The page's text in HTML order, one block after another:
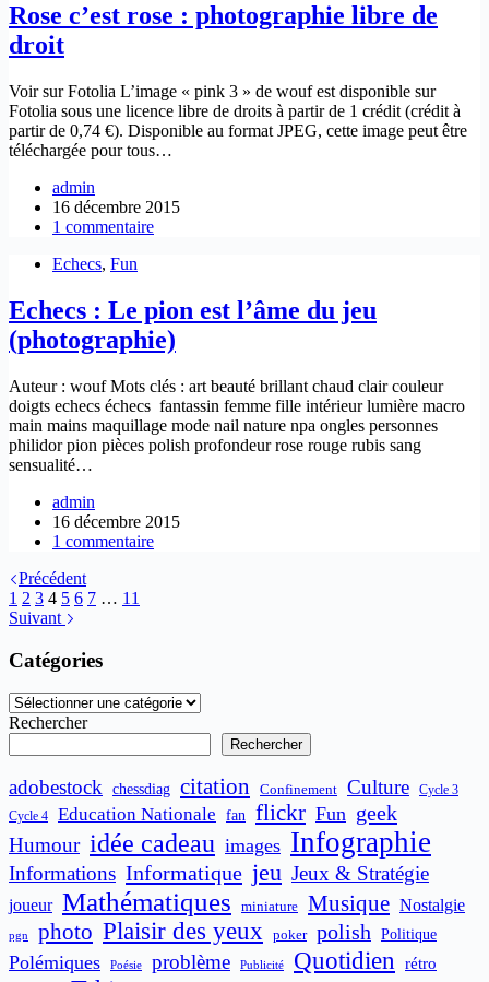
Rose c’est rose : photographie libre de
droit
Voir sur Fotolia L’image « pink 3 » de wouf est disponible sur
Fotolia sous une licence libre de droits à partir de 1 crédit (crédit à
partir de 0,74 €). Disponible au format JPEG, cette image peut être
téléchargée pour tous…
admin
16 décembre 2015
1 commentaire
Echecs, Fun
Echecs : Le pion est l’âme du jeu
(photographie)
Auteur : wouf Mots clés : art beauté brillant chaud clair couleur
doigts echecs échecs fantassin femme fille intérieur lumière macro
main mains maquillage mode nail nature npa ongles personnes
philidor pion pièces polish profondeur rose rouge rubis sang
sensualité…
admin
16 décembre 2015
1 commentaire
Précédent
1 2 3 4 5 6 7 … 11
Suivant
Catégories
Catégories
Rechercher
Rechercher
adobestock chessdiag citation Confinement Culture Cycle 3
Cycle 4 Education Nationale fan flickr Fun geek
Humour idée cadeau images Infographie
Informations Informatique jeu Jeux & Stratégie
joueur Mathématiques miniature Musique Nostalgie
pgn photo Plaisir des yeux poker polish Politique
Polémiques Poésie problème Publicité Quotidien rétro